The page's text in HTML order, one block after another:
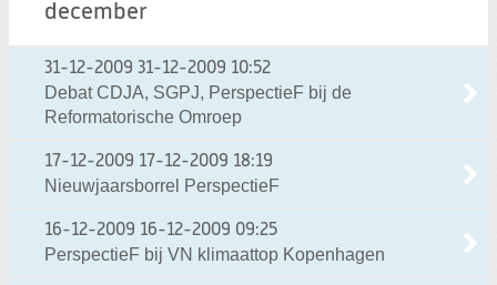
december
31-12-2009 31-12-2009 10:52
Debat CDJA, SGPJ, PerspectieF bij de
Reformatorische Omroep
17-12-2009 17-12-2009 18:19
Nieuwjaarsborrel PerspectieF
16-12-2009 16-12-2009 09:25
PerspectieF bij VN klimaattop Kopenhagen